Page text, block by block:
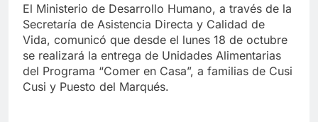
El Ministerio de Desarrollo Humano, a través de la
Secretaría de Asistencia Directa y Calidad de
Vida, comunicó que desde el lunes 18 de octubre
se realizará la entrega de Unidades Alimentarias
del Programa “Comer en Casa”, a familias de Cusi
Cusi y Puesto del Marqués.